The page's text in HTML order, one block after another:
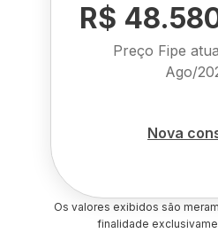
R$
Preço Fipe
Ago/
Nova
Os valores exibidos são
finalidade